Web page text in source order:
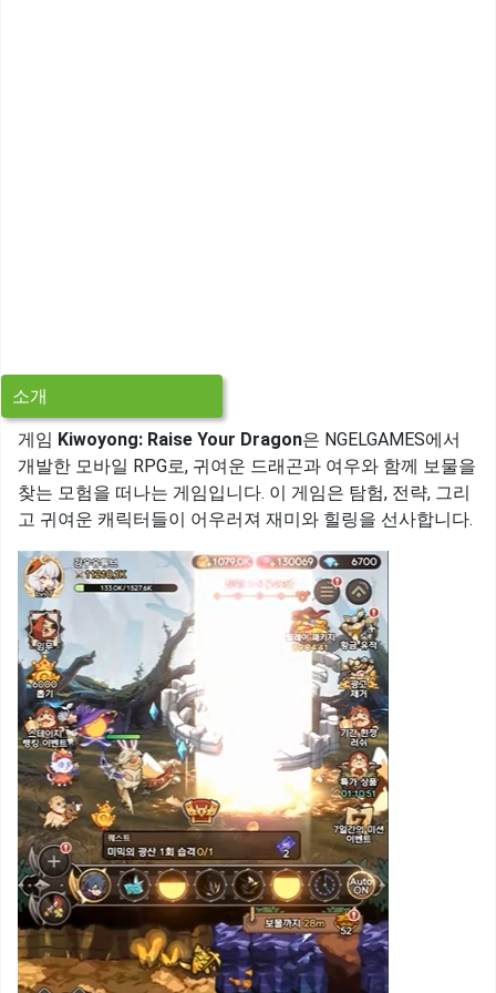
소개
게임 Kiwoyong: Raise Your Dragon은 NGELGAMES에서
개발한 모바일 RPG로, 귀여운 드래곤과 여우와 함께 보물을
찾는 모험을 떠나는 게임입니다. 이 게임은 탐험, 전략, 그리
고 귀여운 캐릭터들이 어우러져 재미와 힐링을 선사합니다.